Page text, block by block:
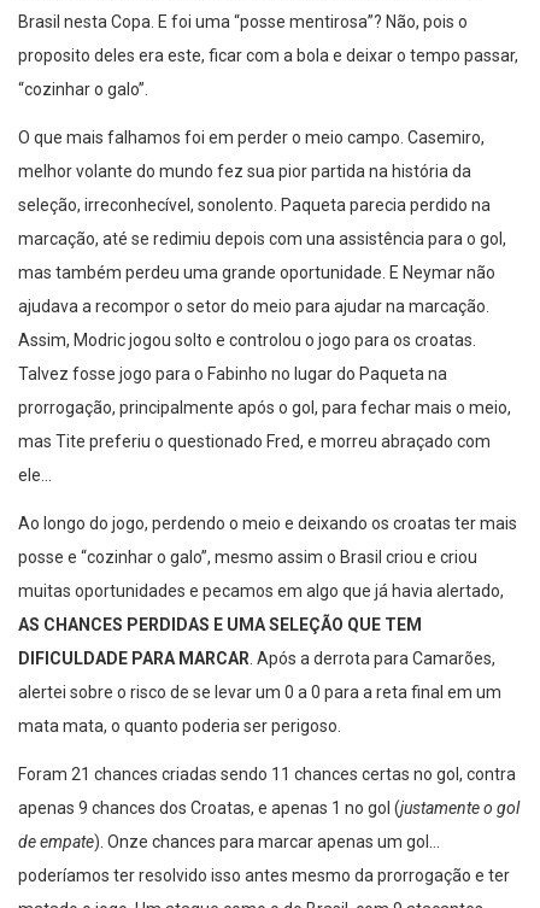
Brasil nesta Copa. E foi uma “posse mentirosa”? Não, pois o
proposito deles era este, ficar com a bola e deixar o tempo passar,
“cozinhar o galo”.
O que mais falhamos foi em perder o meio campo. Casemiro,
melhor volante do mundo fez sua pior partida na história da
seleção, irreconhecível, sonolento. Paqueta parecia perdido na
marcação, até se redimiu depois com una assistência para o gol,
mas também perdeu uma grande oportunidade. E Neymar não
ajudava a recompor o setor do meio para ajudar na marcação.
Assim, Modric jogou solto e controlou o jogo para os croatas.
Talvez fosse jogo para o Fabinho no lugar do Paqueta na
prorrogação, principalmente após o gol, para fechar mais o meio,
mas Tite preferiu o questionado Fred, e morreu abraçado com
ele…
Ao longo do jogo, perdendo o meio e deixando os croatas ter mais
posse e “cozinhar o galo”, mesmo assim o Brasil criou e criou
muitas oportunidades e pecamos em algo que já havia alertado,
AS CHANCES PERDIDAS E UMA SELEÇÃO QUE TEM
DIFICULDADE PARA MARCAR. Após a derrota para Camarões,
alertei sobre o risco de se levar um 0 a 0 para a reta final em um
mata mata, o quanto poderia ser perigoso.
Foram 21 chances criadas sendo 11 chances certas no gol, contra
apenas 9 chances dos Croatas, e apenas 1 no gol (justamente o gol
de empate). Onze chances para marcar apenas um gol…
poderíamos ter resolvido isso antes mesmo da prorrogação e ter